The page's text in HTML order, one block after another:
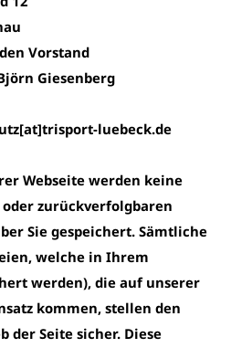
Vorstand
Giesenberg
luebeck.de
Webseite werden keine
zurückverfolgbaren
Sie gespeichert. Sämtliche
welche in Ihrem
werden), die auf unserer
kommen, stellen den
der Seite sicher. Diese